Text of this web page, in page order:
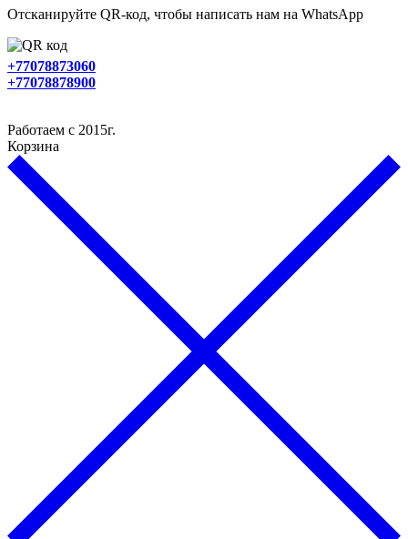
Отсканируйте QR-код, чтобы написать нам на WhatsApp
+77078873060
+77078878900
Работаем с 2015г.
Корзина